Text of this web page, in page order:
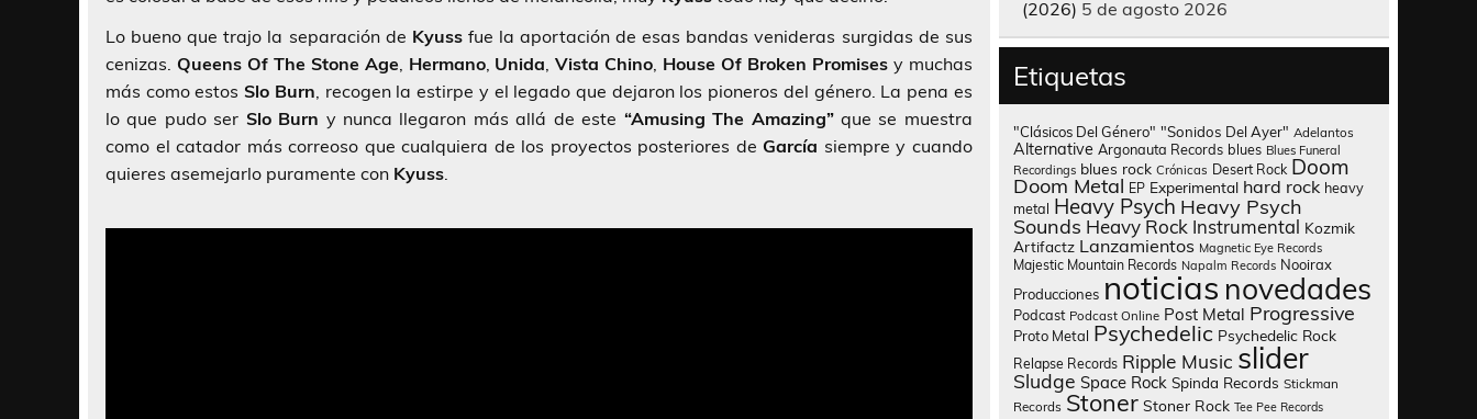
Lo bueno que trajo la separación de Kyussfue la aportación de esas bandas venideras surgidas de sus
cenizas. Queens Of The Stone Age, Hermano, Unida,Vista Chino, House Of Broken Promises y muchas
más como estosSlo Burn, recogen la estirpe y el legado que dejaron los pioneros del género. La pena es
lo que pudo ser Slo Burn y nunca llegaron más allá de este “Amusing The Amazing”que se muestra
como el catador más correoso que cualquiera de los proyectos posteriores deGarcía siempre y cuando
quieres asemejarlo puramente con Kyuss.
(2026) 5 de agosto 2026
Etiquetas
"Clásicos Del Género" "Sonidos Del Ayer" Adelantos
Alternative Argonauta Records blues Blues Funeral
Recordings blues rock Crónicas Desert Rock Doom
Doom Metal EP Experimental hard rock heavy
metal Heavy Psych Heavy Psych
Sounds Heavy Rock Instrumental Kozmik
Artifactz Lanzamientos Magnetic Eye Records
Majestic Mountain Records Napalm Records Nooirax
Producciones noticias novedades
Podcast Podcast Online Post Metal Progressive
Proto Metal Psychedelic Psychedelic Rock
Relapse Records Ripple Music slider
Sludge Space Rock Spinda Records Stickman
Records Stoner Stoner Rock Tee Pee Records